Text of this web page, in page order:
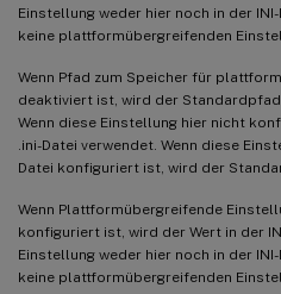
Einstellung weder hier noch in der
keine plattformübergreifenden
Wenn Pfad zum Speicher für
deaktiviert ist, wird der Standardpfad
Wenn diese Einstellung hier nicht
.ini-Datei verwendet. Wenn diese
Datei konfiguriert ist, wird der
Wenn Plattformübergreifende
konfiguriert ist, wird der Wert in der
Einstellung weder hier noch in der
keine plattformübergreifenden